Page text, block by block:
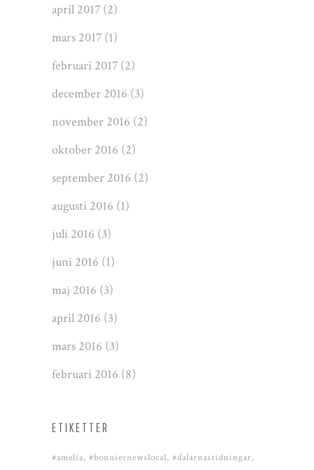
april 2017 (2)
mars 2017 (1)
februari 2017 (2)
december 2016 (3)
november 2016 (2)
oktober 2016 (2)
september 2016 (2)
augusti 2016 (1)
juli 2016 (3)
juni 2016 (1)
maj 2016 (3)
april 2016 (3)
mars 2016 (3)
februari 2016 (8)
ETIKETTER
#amelia #bonniernewslocal #dalarnastidningar